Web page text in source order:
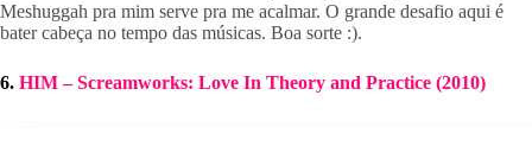
Meshuggah pra mim serve pra me acalmar. O grande desafio aqui é
bater cabeça no tempo das músicas. Boa sorte :).
6. HIM – Screamworks: Love In Theory and Practice (2010)